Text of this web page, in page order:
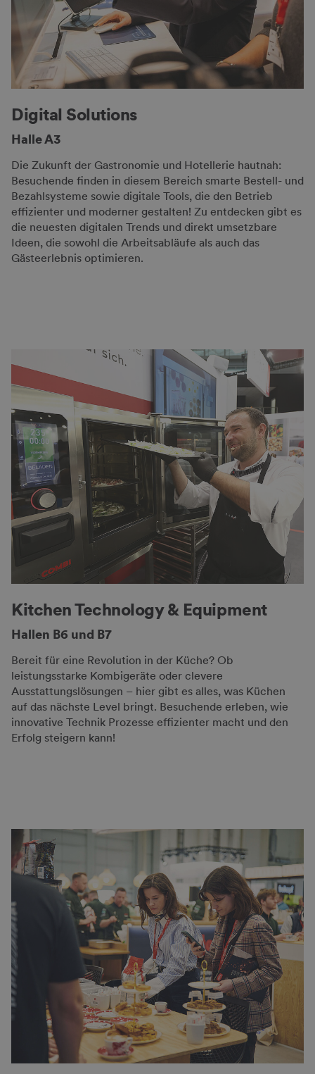
Digital Solutions
Halle A3
Die Zukunft der Gastronomie und Hotellerie hautnah:
Besuchende finden in diesem Bereich smarte Bestell- und
Bezahlsysteme sowie digitale Tools, die den Betrieb
effizienter und moderner gestalten! Zu entdecken gibt es
die neuesten digitalen Trends und direkt umsetzbare
Ideen, die sowohl die Arbeitsabläufe als auch das
Gästeerlebnis optimieren.
Kitchen Technology & Equipment
Hallen B6 und B7
Bereit für eine Revolution in der Küche? Ob
leistungsstarke Kombigeräte oder clevere
Ausstattungslösungen – hier gibt es alles, was Küchen
auf das nächste Level bringt. Besuchende erleben, wie
innovative Technik Prozesse effizienter macht und den
Erfolg steigern kann!